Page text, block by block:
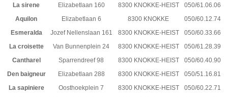
La sirene
Elizabetlaan 160 8300 KNOKKE-HEIST
050/61.06.06
Aquilon
Elizabetlaan 6 8300 KNOKKE
050/60.12.74
Esmeralda
Jozef Nellenslaan 161 8300 KNOKKE-HEIST
050/60.33.66
La croisette
Van Bunnenplein 24 8300 KNOKKE-HEIST
050/61.28.39
Cantharel
Sparrendreef 98 8300 KNOKKE-HEIST
050/60.40.90
Den baigneur
Elizabetlaan 288 8300 KNOKKE-HEIST
050/51.16.81
La sapiniere
Oosthoekplein 7 8300 KNOKKE-HEIST
050/60.22.71